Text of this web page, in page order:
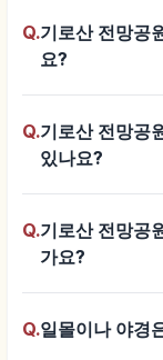
Q.기로산 전망공
요?
Q.기로산 전망공
있나요?
Q.기로산 전망공
가요?
Q.일몰이나 야경